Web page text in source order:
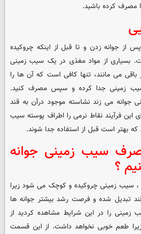
مصرف کرده باشید.
جوانه زدن و تا قبل از اینکه چروکیده
بسیاری از مواد مغذی در یک سیب زمینی
می مانند، تنها کافی است که آن ها را
سیب زمینی جدا کرده و سپس مصرف کنید.
می زند نشاسته موجود درآن به قند
این فرآیند نقاط نرمی را اطراف پوسته سیب
بهتر است قبل از استفاده جدا شوند.
سیب زمینی جوانه
؟
، سیب زمینی چروکیده و کوچک می شود زیرا
تبدیل شده و فرصت رشد بیشتر جوانه ها
را در این شرایط مشاهده کردید از
طعم خوبی نخواهد داشت. از این قسمت